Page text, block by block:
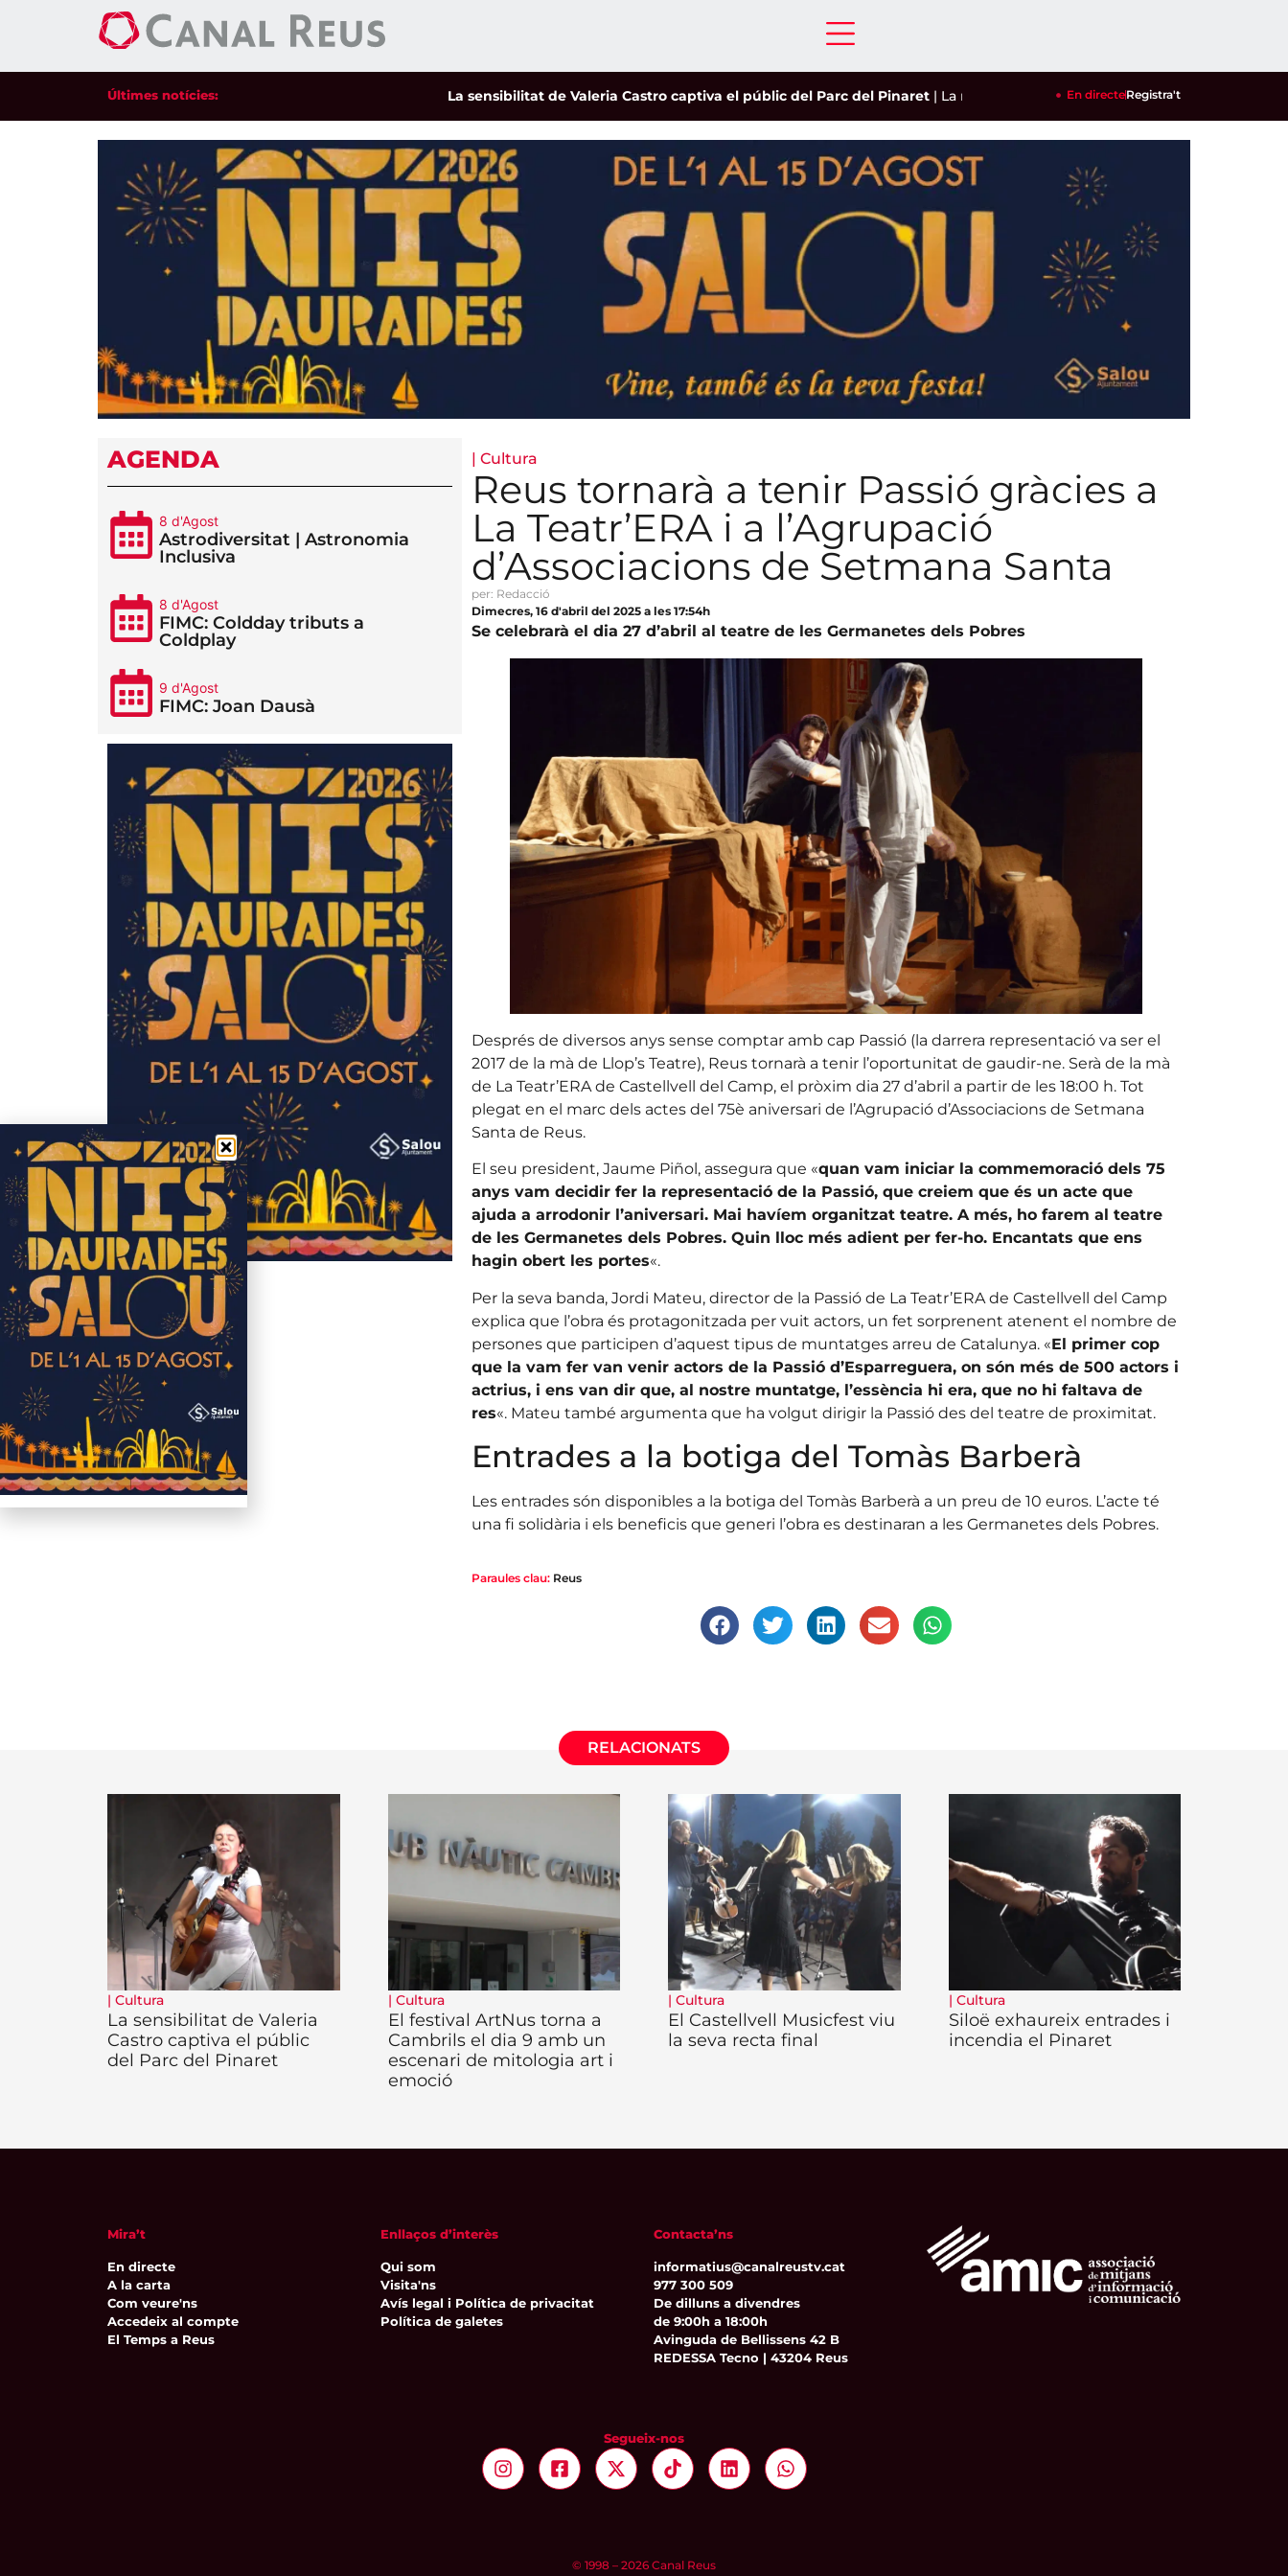
Últimes notícies: La sensibilitat de Valeria Castro captiva el públic del Parc del Pinaret|La reusenca Ari Sánchez i Andrea Ustero es planten a
En directeRegistra't
AGENDA
8 d'Agost
Astrodiversitat | Astronomia
Inclusiva
8 d'Agost
FIMC: Coldday tributs a
Coldplay
9 d'Agost
FIMC: Joan Dausà
| Cultura
Reus tornarà a tenir Passió gràcies a
La Teatr’ERA i a l’Agrupació
d’Associacions de Setmana Santa
per: Redacció
Dimecres, 16 d'abril del 2025 a les 17:54h
Se celebrarà el dia 27 d’abril al teatre de les Germanetes dels Pobres
Després de diversos anys sense comptar amb cap Passió (la darrera representació va ser el
2017 de la mà de Llop’s Teatre), Reus tornarà a tenir l’oportunitat de gaudir-ne. Serà de la mà
de La Teatr’ERA de Castellvell del Camp, el pròxim dia 27 d’abril a partir de les 18:00 h. Tot
plegat en el marc dels actes del 75è aniversari de l’Agrupació d’Associacions de Setmana
Santa de Reus.
El seu president, Jaume Piñol, assegura que «quan vam iniciar la commemoració dels 75
anys vam decidir fer la representació de la Passió, que creiem que és un acte que
ajuda a arrodonir l’aniversari. Mai havíem organitzat teatre. A més, ho farem al teatre
de les Germanetes dels Pobres. Quin lloc més adient per fer-ho. Encantats que ens
hagin obert les portes«.
Per la seva banda, Jordi Mateu, director de la Passió de La Teatr’ERA de Castellvell del Camp
explica que l’obra és protagonitzada per vuit actors, un fet sorprenent atenent el nombre de
persones que participen d’aquest tipus de muntatges arreu de Catalunya. «El primer cop
que la vam fer van venir actors de la Passió d’Esparreguera, on són més de 500 actors i
actrius, i ens van dir que, al nostre muntatge, l’essència hi era, que no hi faltava de
res«. Mateu també argumenta que ha volgut dirigir la Passió des del teatre de proximitat.
Entrades a la botiga del Tomàs Barberà
Les entrades són disponibles a la botiga del Tomàs Barberà a un preu de 10 euros. L’acte té
una fi solidària i els beneficis que generi l’obra es destinaran a les Germanetes dels Pobres.
Paraules clau: Reus
RELACIONATS
| Cultura
La sensibilitat de Valeria
Castro captiva el públic
del Parc del Pinaret
| Cultura
El festival ArtNus torna a
Cambrils el dia 9 amb un
escenari de mitologia art i
emoció
| Cultura
El Castellvell Musicfest viu
la seva recta final
| Cultura
Siloë exhaureix entrades i
incendia el Pinaret
Mira’t
En directe
A la carta
Com veure'ns
Accedeix al compte
El Temps a Reus
Enllaços d’interès
Qui som
Visita'ns
Avís legal i Política de privacitat
Política de galetes
Contacta’ns
informatius@canalreustv.cat
977 300 509
De dilluns a divendres
de 9:00h a 18:00h
Avinguda de Bellissens 42 B
REDESSA Tecno | 43204 Reus
Segueix-nos
© 1998 – 2026 Canal Reus